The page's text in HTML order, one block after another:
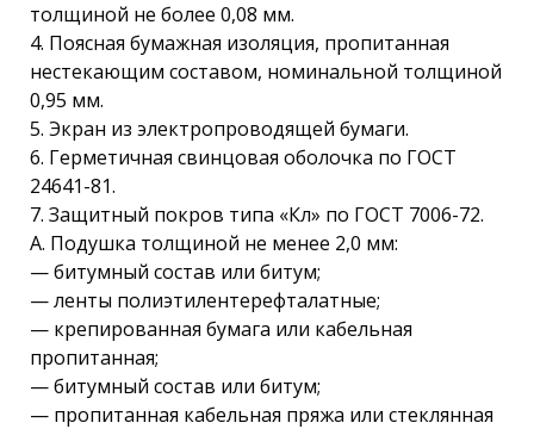
толщиной не более 0,08 мм.
4. Поясная бумажная изоляция, пропитанная
нестекающим составом, номинальной толщиной
0,95 мм.
5. Экран из электропроводящей бумаги.
6. Герметичная свинцовая оболочка по ГОСТ
24641-81.
7. Защитный покров типа «Кл» по ГОСТ 7006-72.
А. Подушка толщиной не менее 2,0 мм:
— битумный состав или битум;
— ленты полиэтилентерефталатные;
— крепированная бумага или кабельная
пропитанная;
— битумный состав или битум;
— пропитанная кабельная пряжа или стеклянная